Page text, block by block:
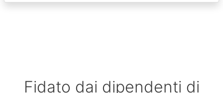
Fidato dai dipendenti di